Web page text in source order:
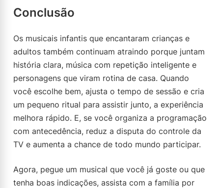
Conclusão
Os musicais infantis que encantaram crianças e
adultos também continuam atraindo porque juntam
história clara, música com repetição inteligente e
personagens que viram rotina de casa. Quando
você escolhe bem, ajusta o tempo de sessão e cria
um pequeno ritual para assistir junto, a experiência
melhora rápido. E, se você organiza a programação
com antecedência, reduz a disputa do controle da
TV e aumenta a chance de todo mundo participar.
Agora, pegue um musical que você já goste ou que
tenha boas indicações, assista com a família por